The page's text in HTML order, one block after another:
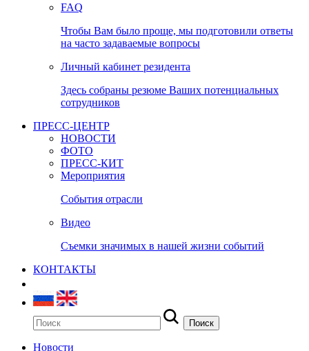
FAQ
Чтобы Вам было проще, мы подготовили ответы
на часто задаваемые вопросы
Личный кабинет резидента
Здесь собраны резюме Ваших потенциальных
сотрудников
ПРЕСС-ЦЕНТР
НОВОСТИ
ФОТО
ПРЕСС-КИТ
Мероприятия
События отрасли
Видео
Съемки значимых в нашей жизни событий
КОНТАКТЫ
Новости